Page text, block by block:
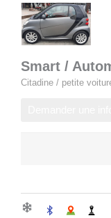
Smart /
Citadine / petite